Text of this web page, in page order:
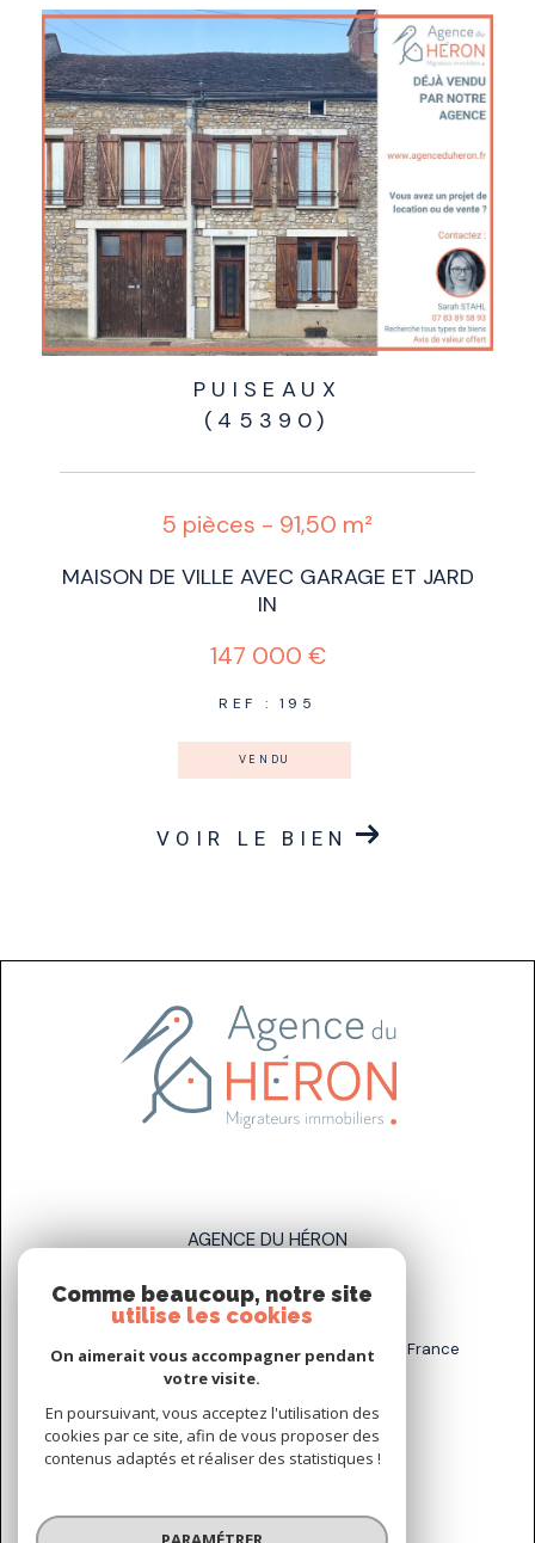
PUISEAUX
(45390)
5 pièces - 91,50 m²
MAISON DE VILLE AVEC GARAGE ET JARD
IN
147 000 €
REF : 195
VENDU
VOIR LE BIEN
AGENCE DU HÉRON
07 83 89 58 93
sarah.stahl@agenceduheron.fr
6 bis Rue de la Grande Maison, 77890 Arville, France
NOUS SUIVRE SUR
Comme beaucoup, notre site
utilise les cookies
On aimerait vous accompagner pendant
votre visite.
En poursuivant, vous acceptez l'utilisation des
cookies par ce site, afin de vous proposer des
contenus adaptés et réaliser des statistiques !